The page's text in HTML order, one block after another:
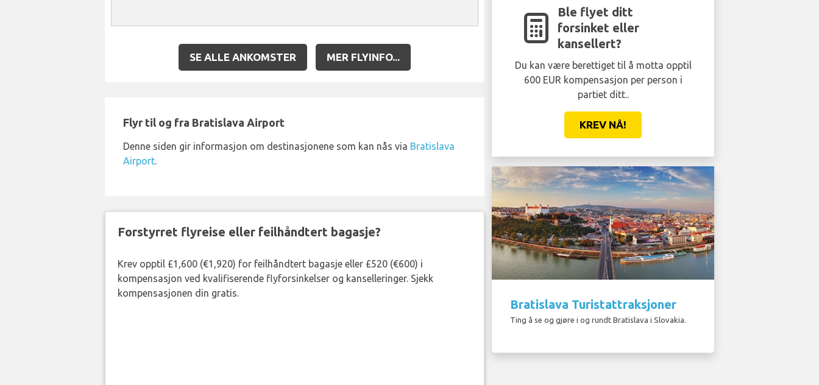
SE ALLE ANKOMSTER MER FLYINFO...
Flyr til og fra Bratislava Airport
Denne siden gir informasjon om destinasjonene som kan nås via Bratislava
Airport.
Forstyrret flyreise eller feilhåndtert bagasje?
Krev opptil £1,600 (€1,920) for feilhåndtert bagasje eller £520 (€600) i
kompensasjon ved kvalifiserende flyforsinkelser og kanselleringer. Sjekk
kompensasjonen din gratis.
Ble flyet ditt
forsinket eller
kansellert?
Du kan være berettiget til å motta opptil
600 EUR kompensasjon per person i
partiet ditt..
KREV NÅ!
Bratislava Turistattraksjoner
Ting å se og gjøre i og rundt Bratislava i Slovakia.